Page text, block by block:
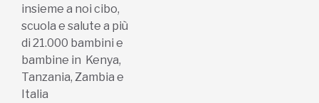
insieme a noi cibo,
scuola e salute a più
di 21.000 bambini e
bambine in Kenya,
Tanzania, Zambia e
Italia